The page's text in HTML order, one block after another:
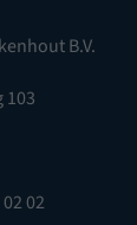
B.V.
02